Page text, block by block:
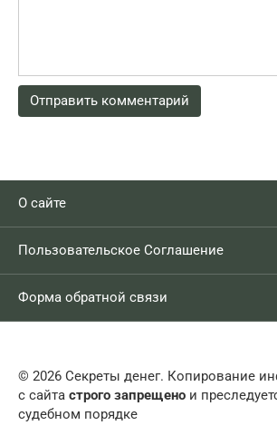
О сайте
Пользовательское Соглашение
Форма обратной связи
© 2026 Секреты денег. Копирование
с сайта строго запрещено и
судебном порядке